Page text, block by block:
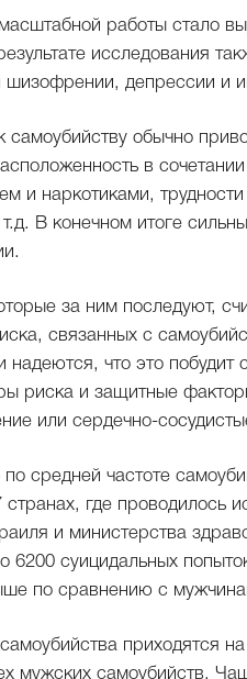
работы стало
исследования
шизофрении, депрессии и
обычно
в
и наркотиками,
В конечном итоге
за ним последуют,
связанных с
надеются, что это
риска и защитные
или сердечно-
средней частоте
где проводилось
и министерства
6200 суицидальных
по сравнению с
приходятся
мужских самоубийств.